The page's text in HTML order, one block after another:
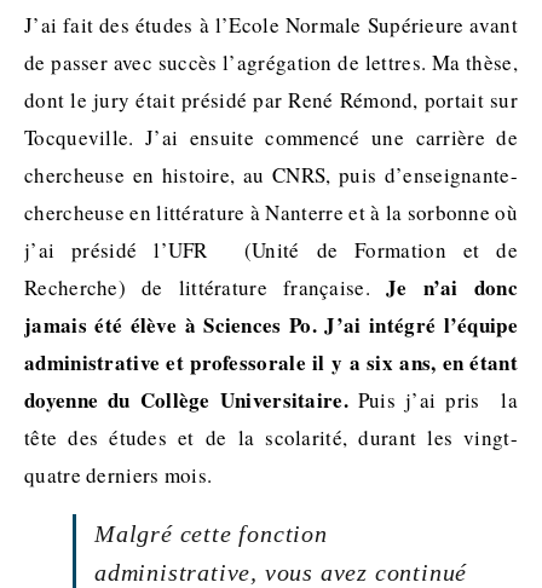
J’ai fait des études à l’Ecole Normale Supérieure avant
de passer avec succès l’agrégation de lettres. Ma thèse,
dont le jury était présidé par René Rémond, portait sur
Tocqueville. J’ai ensuite commencé une carrière de
chercheuse en histoire, au CNRS, puis d’enseignante-
chercheuse en littérature à Nanterre et à la sorbonne où
j’ai présidé l’UFR (Unité de Formation et de
Recherche) de littérature française. Je n’ai donc
jamais été élève à Sciences Po. J’ai intégré l’équipe
administrative et professorale il y a six ans, en étant
doyenne du Collège Universitaire.Puis j’ai pris la
tête des études et de la scolarité, durant les vingt-
quatre derniers mois.
Malgré cette fonction
administrative, vous avez continué